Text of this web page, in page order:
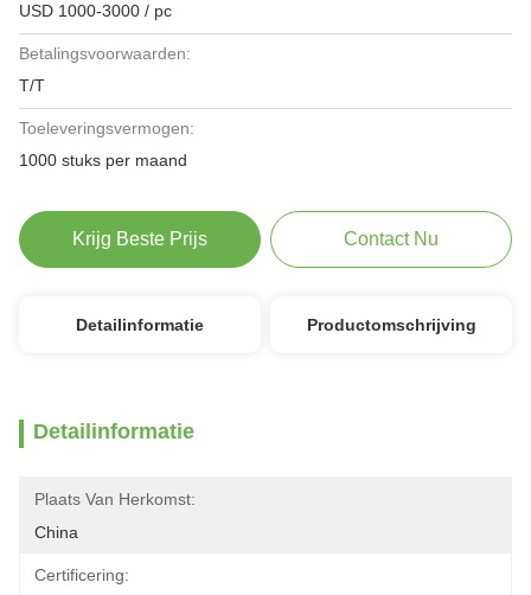
USD 1000-3000 / pc
Betalingsvoorwaarden:
T/T
Toeleveringsvermogen:
1000 stuks per maand
Krijg Beste Prijs Contact Nu
Detailinformatie Productomschrijving
Detailinformatie
Plaats Van Herkomst:
China
Certificering: